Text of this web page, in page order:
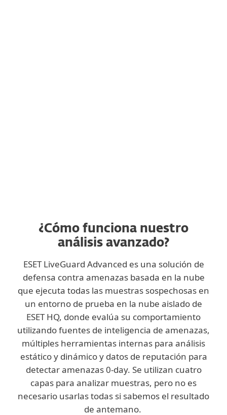
¿Cómo funciona nuestro
análisis avanzado?
ESET LiveGuard Advanced es una solución de
defensa contra amenazas basada en la nube
que ejecuta todas las muestras sospechosas en
un entorno de prueba en la nube aislado de
ESET HQ, donde evalúa su comportamiento
utilizando fuentes de inteligencia de amenazas,
múltiples herramientas internas para análisis
estático y dinámico y datos de reputación para
detectar amenazas 0-day. Se utilizan cuatro
capas para analizar muestras, pero no es
necesario usarlas todas si sabemos el resultado
de antemano.